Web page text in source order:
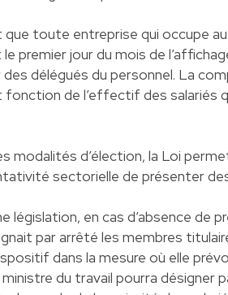
toute entreprise qui occupe au
premier jour du mois de
délégués du personnel. La
de l’effectif des salariés
modalités d’élection, la Loi
sectorielle de présenter
législation, en cas d’absence
par arrêté les membres
dans la mesure où elle
du travail pourra désigner